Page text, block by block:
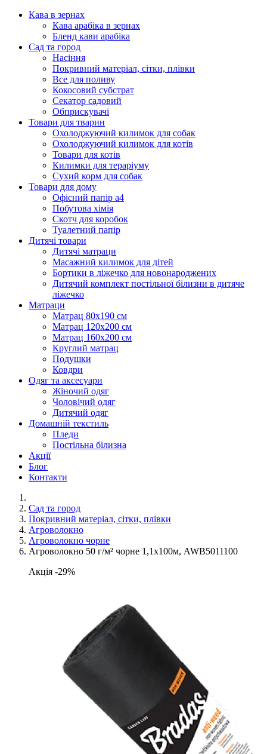
Кава в зернах
Кава арабіка в зернах
Бленд кави арабіка
Сад та город
Насіння
Покривний матеріал, сітки, плівки
Все для поливу
Кокосовий субстрат
Секатор садовий
Обприскувачі
Товари для тварин
Охолоджуючий килимок для собак
Охолоджуючий килимок для котів
Товари для котів
Килимки для тераріуму
Сухий корм для собак
Товари для дому
Офісний папір а4
Побутова хімія
Скотч для коробок
Туалетний папір
Дитячі товари
Дитячі матраци
Масажний килимок для дітей
Бортики в ліжечко для новонароджених
Дитячий комплект постільної білизни в дитяче
ліжечко
Матраци
Матрац 80х190 см
Матрац 120х200 см
Матрац 160х200 см
Круглий матрац
Подушки
Ковдри
Одяг та аксесуари
Жіночий одяг
Чоловічий одяг
Дитячий одяг
Домашній текстиль
Пледи
Постільна білизна
Акції
Блог
Контакти
Сад та город
Покривний матеріал, сітки, плівки
Агроволокно
Агроволокно чорне
Агроволокно 50 г/м² чорне 1,1х100м, AWB5011100
Акція -29%